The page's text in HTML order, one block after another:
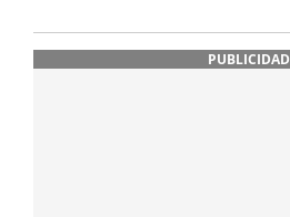
PUBLICIDAD